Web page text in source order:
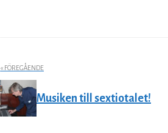
« FÖREGÅENDE
Musiken till sextiotalet!